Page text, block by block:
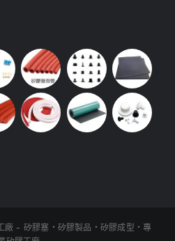
- 矽膠塞・矽膠製品・矽膠成型・專